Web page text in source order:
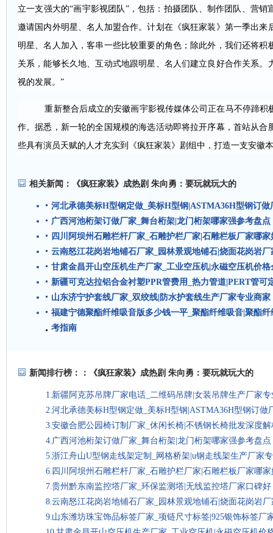
立一支强大的“画宇影视团队”，包括：拍摄团队、制作团队、营销
邀请国内外明星、名人加盟合作。计划在《疯狂家装》第一季出来
明星、名人加入，客串一些比较重要的角色；除此外，我们还将积
关系，能够长久地、互动式地跟明星、名人们建立良好合作关系。
视的发展。”
重新整合后成立的安徽画宇影视传媒体公司正在马不停蹄积
作。据悉，新一轮的全国规模的海选活动即将拉开序幕，首站从合
些具有演员天赋的人才充实到《疯狂家装》剧组中，打造一支安徽
相关新闻： 《疯狂家装》成热剧 朱向勇：要玩就玩大的
河北承德美标H型钢定做_美标H型钢|ASTMA36H型钢订做
广西河池桁架订做厂家_舞台桁架|龙门桁架哪家强参考盘点
四川阿坝州石雕栏杆厂家_石雕护栏厂家|石雕栏板厂家哪家
云南怒江花岗岩地铺石厂家_园林景观地铺石|烧面花岗岩厂
甘肃金昌开山空压机生产厂家_工业空压机|永磁空压机价格
新疆可克达拉铝合金衬塑PPR管费用_热力管道|PERT管可
山东济宁护套线厂家_双绞线|防水护套线生产厂家专业商家
福建宁德聚酯纤维吸音版多少钱一平_聚酯纤维吸音|聚酯
考指南
新闻排行榜：： 《疯狂家装》成热剧 朱向勇：要玩就玩大的
新疆阿克苏吊牌厂家电话_二维码吊牌|女装吊牌生产厂家
河北承德美标H型钢定做_美标H型钢|ASTMA36H型钢订做
安徽合肥公园椅订制厂家_休闲长椅|不锈钢长椅批发深度解
广西河池桁架订做厂家_舞台桁架|龙门桁架哪家强参考盘点
浙江舟山U型钢走线架定制_网格桥架|u钢走线架生产厂家
四川阿坝州石雕栏杆厂家_石雕护栏厂家|石雕栏板厂家哪家
贵州黔东南监控塔厂家_环保监测塔|无线监控塔厂家口碑好
云南怒江花岗岩地铺石厂家_园林景观地铺石|烧面花岗岩
山东潍坊珠宝饰品标签厂家_项链尺寸标签|925银饰标签厂